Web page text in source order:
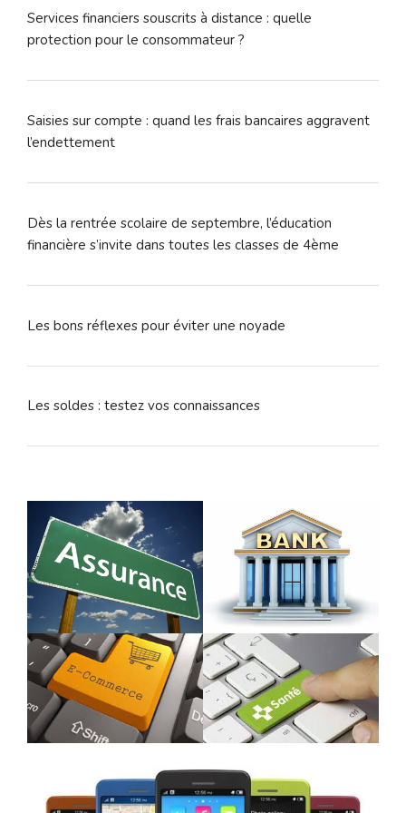
Services financiers souscrits à distance : quelle
protection pour le consommateur ?
Saisies sur compte : quand les frais bancaires aggravent
l’endettement
Dès la rentrée scolaire de septembre, l’éducation
financière s’invite dans toutes les classes de 4ème
Les bons réflexes pour éviter une noyade
Les soldes : testez vos connaissances